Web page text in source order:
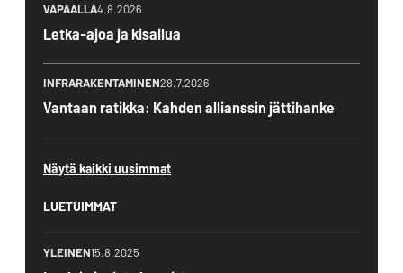
VAPAALLA4.8.2026
Letka-ajoa ja kisailua
INFRARAKENTAMINEN28.7.2026
Vantaan ratikka: Kahden allianssin jättihanke
Näytä kaikki uusimmat
LUETUIMMAT
YLEINEN15.8.2025